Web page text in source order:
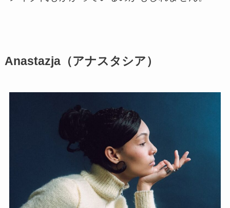
Anastazja（アナスタシア）